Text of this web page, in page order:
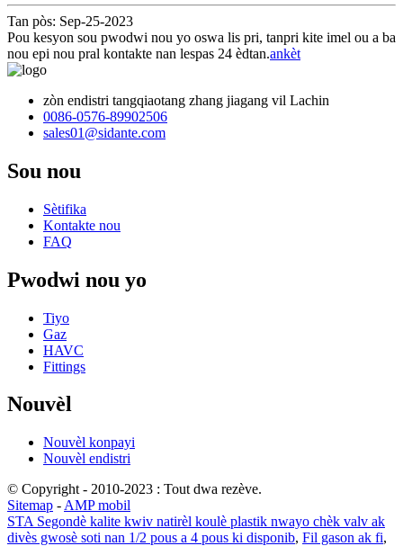
Tan pòs: Sep-25-2023
Pou kesyon sou pwodwi nou yo oswa lis pri, tanpri kite imel ou a ba
nou epi nou pral kontakte nan lespas 24 èdtan.ankèt
zòn endistri tangqiaotang zhang jiagang vil Lachin
0086-0576-89902506
sales01@sidante.com
Sou nou
Sètifika
Kontakte nou
FAQ
Pwodwi nou yo
Tiyo
Gaz
HAVC
Fittings
Nouvèl
Nouvèl konpayi
Nouvèl endistri
© Copyright - 2010-2023 : Tout dwa rezève.
Sitemap - AMP mobil
STA Segondè kalite kwiv natirèl koulè plastik nwayo chèk valv ak
divès gwosè soti nan 1/2 pous a 4 pous ki disponib, Fil gason ak fi,